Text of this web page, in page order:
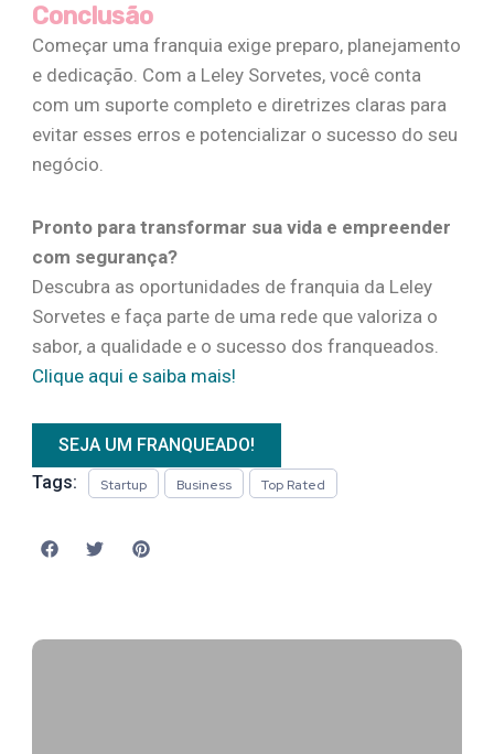
Conclusão
Começar uma franquia exige preparo, planejamento
e dedicação. Com a Leley Sorvetes, você conta
com um suporte completo e diretrizes claras para
evitar esses erros e potencializar o sucesso do seu
negócio.
Pronto para transformar sua vida e empreender
com segurança?
Descubra as oportunidades de franquia da Leley
Sorvetes e faça parte de uma rede que valoriza o
sabor, a qualidade e o sucesso dos franqueados.
Clique aqui e saiba mais!
SEJA UM FRANQUEADO!
Tags:
Startup Business Top Rated